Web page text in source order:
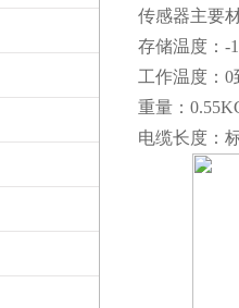
传感器主要
存储温度：-
工作温度：
重量：
电缆长度：